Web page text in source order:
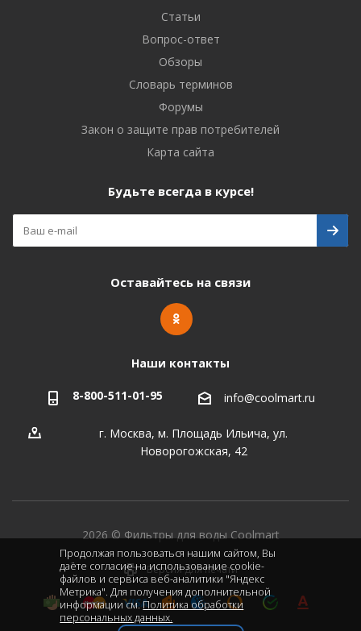
Статьи
Вопрос-ответ
Обзоры
Словарь терминов
Форумы
Закон о защите прав потребителей
Карта сайта
Будьте всегда в курсе!
Оставайтесь на связи
Наши контакты
8-800-511-01-95 info@coolmart.ru
г. Москва, м. Площадь Ильича, ул.
Новорогожская, 42
2026 © Фильтры для воды Coolmart
Версия для печати
Продолжая пользоваться нашим сайтом, Вы
даёте согласие на использование cookie-
файлов и сервиса веб-аналитики "Яндекс
Метрика". Для получения дополнительной
информации см.Политика обработки
персональных данных.